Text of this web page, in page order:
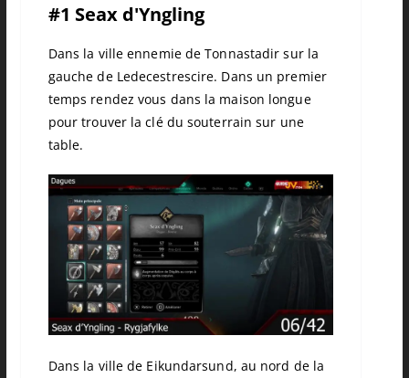
#1 Seax d'Yngling
Dans la ville ennemie de Tonnastadir sur la
gauche de Ledecestrescire. Dans un premier
temps rendez vous dans la maison longue
pour trouver la clé du souterrain sur une
table.
Dans la ville de Eikundarsund, au nord de la